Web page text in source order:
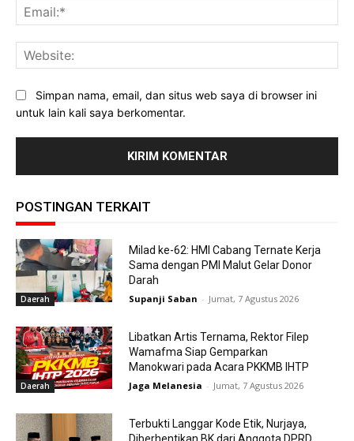
Simpan nama, email, dan situs web saya di browser ini
untuk lain kali saya berkomentar.
POSTINGAN TERKAIT
Daerah
Milad ke-62: HMI Cabang Ternate Kerja
Sama dengan PMI Malut Gelar Donor
Darah
Supanji Saban - Jumat, 7 Agustus 2026
Daerah
Libatkan Artis Ternama, Rektor Filep
Wamafma Siap Gemparkan
Manokwari pada Acara PKKMB IHTP
Jaga Melanesia - Jumat, 7 Agustus 2026
Terbukti Langgar Kode Etik, Nurjaya,